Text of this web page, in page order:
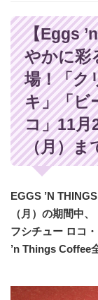
【Eggs
やかに彩
場！「ク
キ」「ビ
コ」11月
（月）ま
EGGS ’N
（月）の期間中
フシチュー ロコ
’n Things Coffee